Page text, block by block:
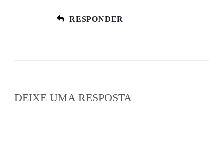
RESPONDER
DEIXE UMA RESPOSTA